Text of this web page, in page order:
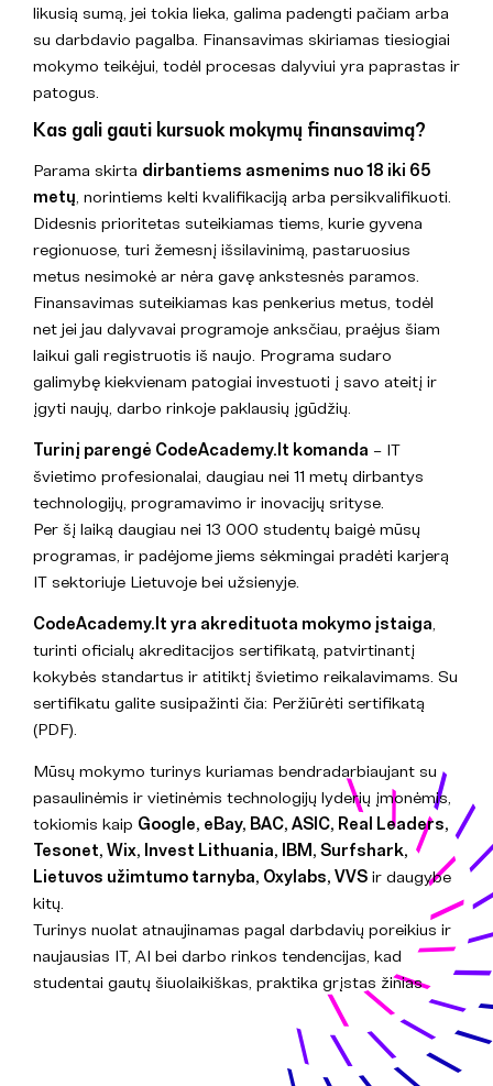
likusią sumą, jei tokia lieka, galima padengti pačiam arba
su darbdavio pagalba. Finansavimas skiriamas tiesiogiai
mokymo teikėjui, todėl procesas dalyviui yra paprastas ir
patogus.
Kas gali gauti kursuok mokymų finansavimą?
Parama skirta dirbantiems asmenims nuo 18 iki 65
metų , norintiems kelti kvalifikaciją arba persikvalifikuoti.
Didesnis prioritetas suteikiamas tiems, kurie gyvena
regionuose, turi žemesnį išsilavinimą, pastaruosius
metus nesimokė ar nėra gavę ankstesnės paramos.
Finansavimas suteikiamas kas penkerius metus, todėl
net jei jau dalyvavai programoje anksčiau, praėjus šiam
laikui gali registruotis iš naujo. Programa sudaro
galimybę kiekvienam patogiai investuoti į savo ateitį ir
įgyti naujų, darbo rinkoje paklausių įgūdžių.
Turinį parengė CodeAcademy.lt komanda – IT
švietimo profesionalai, daugiau nei 11 metų dirbantys
technologijų, programavimo ir inovacijų srityse.
Per šį laiką daugiau nei 13 000 studentų baigė mūsų
programas, ir padėjome jiems sėkmingai pradėti karjerą
IT sektoriuje Lietuvoje bei užsienyje.
CodeAcademy.lt yra akredituota mokymo įstaiga
turinti oficialų akreditacijos sertifikatą, patvirtinantį
kokybės standartus ir atitiktį švietimo reikalavimams. Su
sertifikatu galite susipažinti čia: Peržiūrėti sertifikatą
(PDF)
Mūsų mokymo turinys kuriamas bendradarbiaujant su
pasaulinėmis ir vietinėmis technologijų lyderių įmonėmis,
tokiomis kaip Google, eBay, BAC, ASIC, Real Leaders,
Tesonet, Wix, Invest Lithuania, IBM, Surfshark,
Lietuvos užimtumo tarnyba, Oxylabs, VVS ir daugybe
kitų.
Turinys nuolat atnaujinamas pagal darbdavių poreikius ir
naujausias IT, AI bei darbo rinkos tendencijas, kad
studentai gautų šiuolaikiškas, praktika grįstas žinias